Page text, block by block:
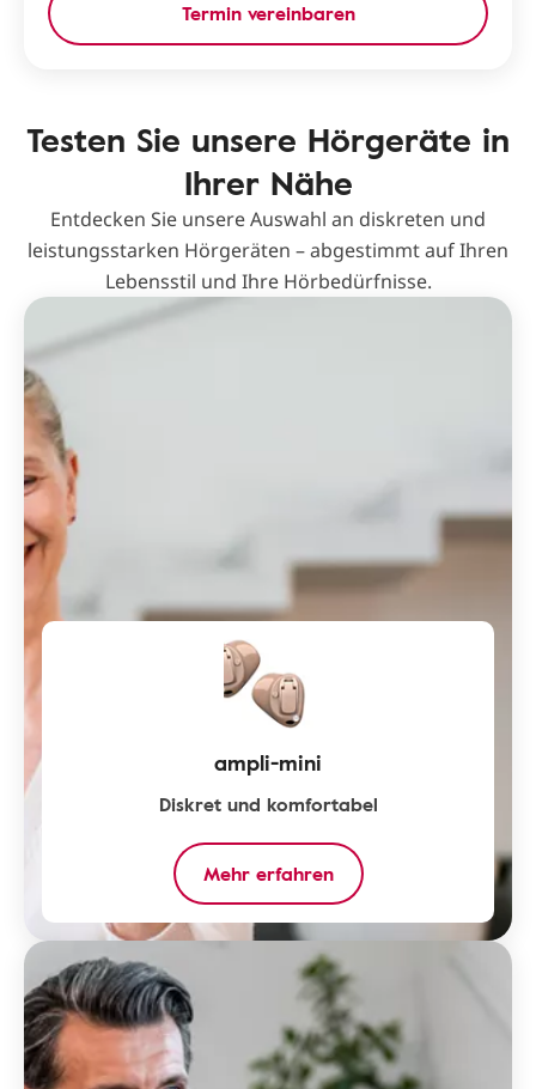
Termin vereinbaren
Testen Sie unsere Hörgeräte in
Ihrer Nähe
Entdecken Sie unsere Auswahl an diskreten und
leistungsstarken Hörgeräten – abgestimmt auf Ihren
Lebensstil und Ihre Hörbedürfnisse.
ampli-mini
Diskret und komfortabel
Mehr erfahren